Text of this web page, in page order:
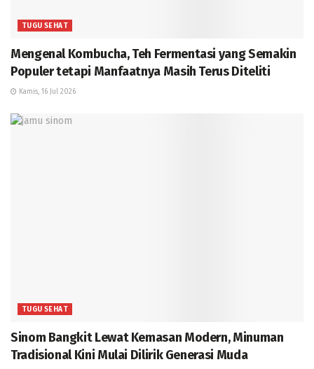
TUGU SEHAT
Mengenal Kombucha, Teh Fermentasi yang Semakin
Populer tetapi Manfaatnya Masih Terus Diteliti
Kamis, 16 Jul 2026
TUGU SEHAT
Sinom Bangkit Lewat Kemasan Modern, Minuman
Tradisional Kini Mulai Dilirik Generasi Muda